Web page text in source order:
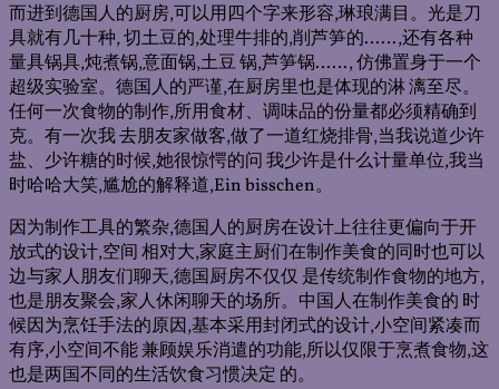
而进到德国人的厨房,可以用四个字来形容,琳琅满目。光是刀
具就有几十种, 切土豆的,处理牛排的,削芦笋的……,还有各种
量具锅具,炖煮锅,意面锅,土豆 锅,芦笋锅……, 仿佛置身于一个
超级实验室。德国人的严谨,在厨房里也是体现的淋 漓至尽。
任何一次食物的制作,所用食材、调味品的份量都必须精确到
克。有一次我 去朋友家做客,做了一道红烧排骨,当我说道少许
盐、少许糖的时候,她很惊愕的问 我少许是什么计量单位,我当
时哈哈大笑,尴尬的解释道,Ein bisschen。
因为制作工具的繁杂,德国人的厨房在设计上往往更偏向于开
放式的设计,空间 相对大,家庭主厨们在制作美食的同时也可以
边与家人朋友们聊天,德国厨房不仅仅 是传统制作食物的地方,
也是朋友聚会,家人休闲聊天的场所。中国人在制作美食的 时
候因为烹饪手法的原因,基本采用封闭式的设计,小空间紧凑而
有序,小空间不能 兼顾娱乐消遣的功能,所以仅限于烹煮食物,这
也是两国不同的生活饮食习惯决定 的。